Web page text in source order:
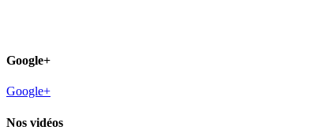
Google+
Google+
Nos vidéos